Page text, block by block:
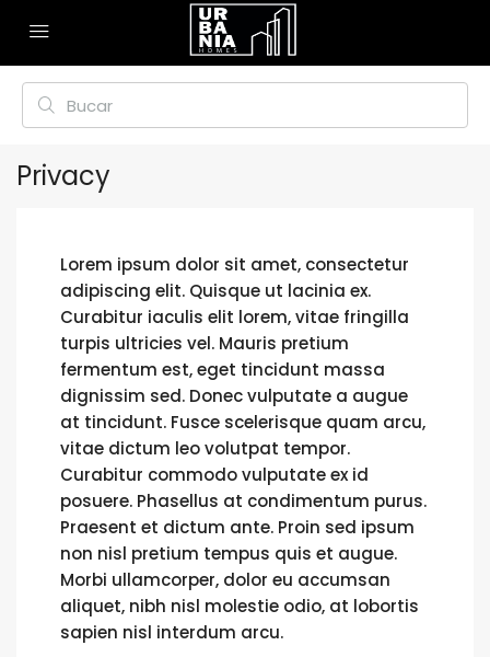
Privacy
Lorem ipsum dolor sit amet, consectetur
adipiscing elit. Quisque ut lacinia ex.
Curabitur iaculis elit lorem, vitae fringilla
turpis ultricies vel. Mauris pretium
fermentum est, eget tincidunt massa
dignissim sed. Donec vulputate a augue
at tincidunt. Fusce scelerisque quam arcu,
vitae dictum leo volutpat tempor.
Curabitur commodo vulputate ex id
posuere. Phasellus at condimentum purus.
Praesent et dictum ante. Proin sed ipsum
non nisl pretium tempus quis et augue.
Morbi ullamcorper, dolor eu accumsan
aliquet, nibh nisl molestie odio, at lobortis
sapien nisl interdum arcu.